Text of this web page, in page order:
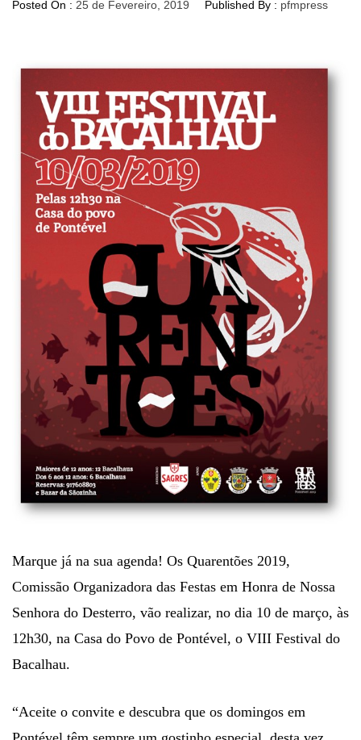
Posted On : 25 de Fevereiro, 2019 Published By : pfmpress
Marque já na sua agenda! Os Quarentões 2019,
Comissão Organizadora das Festas em Honra de Nossa
Senhora do Desterro, vão realizar, no dia 10 de março, às
12h30, na Casa do Povo de Pontével, o VIII Festival do
Bacalhau.
“Aceite o convite e descubra que os domingos em